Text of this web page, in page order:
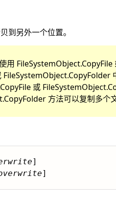
到另外一个位置。
用
或
方法可以复制多个
]